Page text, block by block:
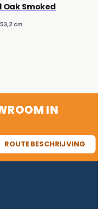
Smoked
cm
IN
ROUTEBESCHRIJVING